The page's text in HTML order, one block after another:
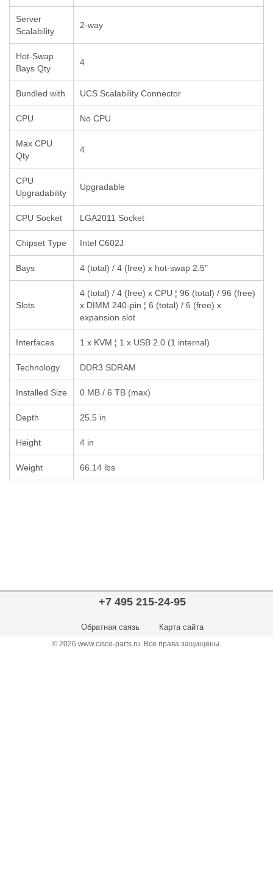
Server
Scalability
2-way
Hot-Swap
Bays Qty
4
Bundled with UCS Scalability Connector
CPU No CPU
Max CPU
Qty
4
CPU
Upgradability
Upgradable
CPU Socket LGA2011 Socket
Chipset Type Intel C602J
Bays 4 (total) / 4 (free) x hot-swap 2.5"
Slots
4 (total) / 4 (free) x CPU ¦ 96 (total) / 96 (free)
x DIMM 240-pin ¦ 6 (total) / 6 (free) x
expansion slot
Interfaces 1 x KVM ¦ 1 x USB 2.0 (1 internal)
Technology DDR3 SDRAM
Installed Size 0 MB / 6 TB (max)
Depth 25.5 in
Height 4 in
Weight 66.14 lbs
+7 495 215-24-95
Обратная связь Карта сайта
© 2026 www.cisco-parts.ru. Все права защищены.